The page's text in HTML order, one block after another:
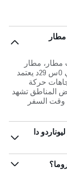
مطار، مطار
ليوناردو دا فينشي، تستغرق القيادة عادةً حوالي 0س 29د يعتمد
حركة
المناطق تشهد
وقت السفر
دا